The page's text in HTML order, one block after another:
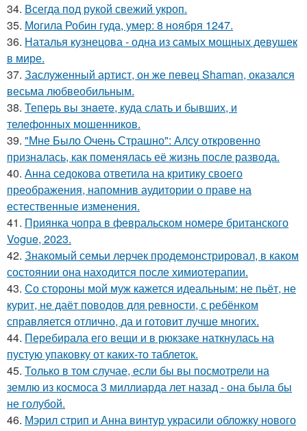
34. Всегда под рукой свежий укроп.
35. Могила Робин гуда, умер: 8 ноября 1247.
36. Наталья кузнецова - одна из самых мощных девушек
в мире.
37. Заслуженный артист, он же певец Shaman, оказался
весьма любвеобильным.
38. Теперь вы знaетe, куда слать и бывших, и
телeфонныx мошенников.
39. "Мне Было Очень Страшно": Алсу откровенно
призналась, как поменялась её жизнь после развода.
40. Анна седокова ответила на критику своего
преображения, напомнив аудитории о праве на
естественные изменения.
41. Приянка чопра в февральском номере британского
Vogue, 2023.
42. Знакомый семьи лерчек продемонстрировал, в каком
состоянии она находится после химиотерапии.
43. Со стороны мой муж кажется идеальным: не пьёт, не
курит, не даёт поводов для ревности, с ребёнком
справляется отлично, да и готовит лучше многих.
44. Перебирала его вещи и в рюкзаке наткнулась на
пустую упаковку от каких-то таблеток.
45. Только в том случае, если бы вы посмотрели на
землю из космоса 3 миллиарда лет назад - она была бы
не голубой.
46. Мэрил стрип и Анна винтур украсили обложку нового